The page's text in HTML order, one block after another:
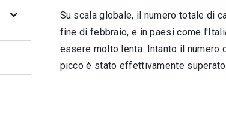
Su scala globale, il numero totale di
fine di febbraio, e in paesi come
essere molto lenta. Intanto il numero
picco è stato effettivamente